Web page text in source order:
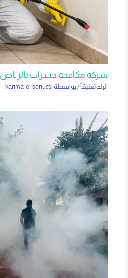
شركة مكافحة حشرات بالرياض
اترك تعليقاً / بواسطة karima-el-senussi